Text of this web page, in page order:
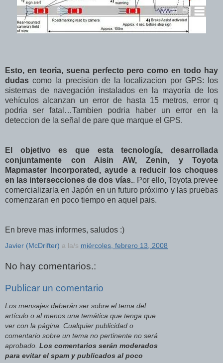
Esto, en teoria, suena perfecto pero como en todo hay
dudas como la precision de la localizacion por GPS: los
sistemas de navegación instalados en la mayoría de los
vehículos alcanzan un error de hasta 15 metros, error q
podria ser fatal…Tambien podria haber un error en la
deteccion de la señal de pare que marque el GPS.
El objetivo es que esta tecnología, desarrollada
conjuntamente con Aisin AW, Zenin, y Toyota
Mapmaster Incorporated, ayude a reducir los choques
en las intersecciones de dos vías.. Por ello, Toyota prevee
comercializarla en Japón en un futuro próximo y las pruebas
comenzaran en poco tiempo en aquel pais.
En breve mas informes, saludos :)
Javier (McDrifter) a la/s miércoles, febrero 13, 2008
No hay comentarios.:
Publicar un comentario
Los mensajes deberán ser sobre el tema del
artículo o al menos una temática que tenga que
ver con la página. Cualquier publicidad o
comentario sobre un tema no pertinente no será
aprobado. Los comentarios serán moderados
para evitar el spam y publicados al poco